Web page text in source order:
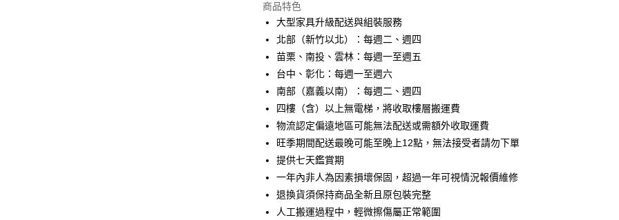
3 期 0 利率 每期NT$3,710
合作金庫商業銀行
第一商業銀行
華南商業銀行
彰化商業銀行
國泰世華商業銀行
臺灣中小企業銀行
台中商業銀行
匯豐（台灣）商業銀行
華泰商業銀行
聯邦商業銀行
遠東國際商業銀行
元大商業銀行
永豐商業銀行
台新國際商業銀行
台灣樂天信用卡公司
6 期 0 利率 每期 NT$1,855
合作金庫商業銀行
第一商業銀行
華南商業銀行
上海商業儲蓄銀行
台北富邦商業銀行
臺灣中小企業銀行
台中商業銀行
匯豐（台灣）商業銀行
華泰商業銀行
聯邦商業銀行
遠東國際商業銀行
元大商業銀行
玉山商業銀行
星展（台灣）商業銀行
台灣樂天信用卡公司
LINE Pay
Apple Pay
街口支付
悠遊付
Google Pay
全盈+PAY
大哥付你分期
商品特色
大型家具升級配送與組裝服務
北部（新竹以北）：每週二、週四
苗栗、南投、雲林：每週一至週五
台中、彰化：每週一至週六
南部（嘉義以南）：每週二、週四
四樓（含）以上無電梯，將收取樓層搬運費
物流認定偏遠地區可能無法配送或需額外收取運費
旺季期間配送最晚可能至晚上12點，無法接受者請勿下單
提供七天鑑賞期
一年內非人為因素損壞保固，超過一年可視情況報價維修
退換貨須保持商品全新且原包裝完整
人工搬運過程中，輕微擦傷屬正常範圍